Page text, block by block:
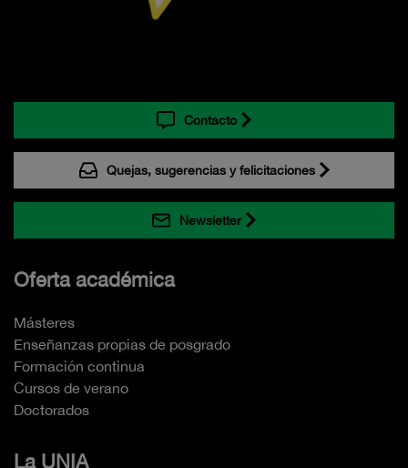
Contacto
Quejas, sugerencias y felicitaciones
Newsletter
Oferta académica
Másteres
Enseñanzas propias de posgrado
Formación continua
Cursos de verano
Doctorados
La UNIA